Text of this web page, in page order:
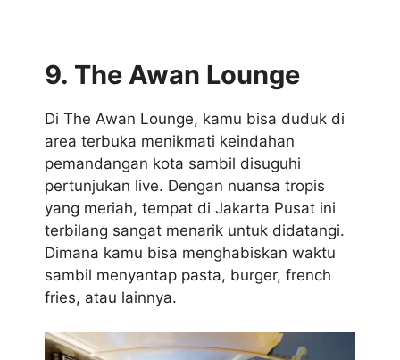
9. The Awan Lounge
Di The Awan Lounge, kamu bisa duduk di
area terbuka menikmati keindahan
pemandangan kota sambil disuguhi
pertunjukan live. Dengan nuansa tropis
yang meriah, tempat di Jakarta Pusat ini
terbilang sangat menarik untuk didatangi.
Dimana kamu bisa menghabiskan waktu
sambil menyantap pasta, burger, french
fries, atau lainnya.